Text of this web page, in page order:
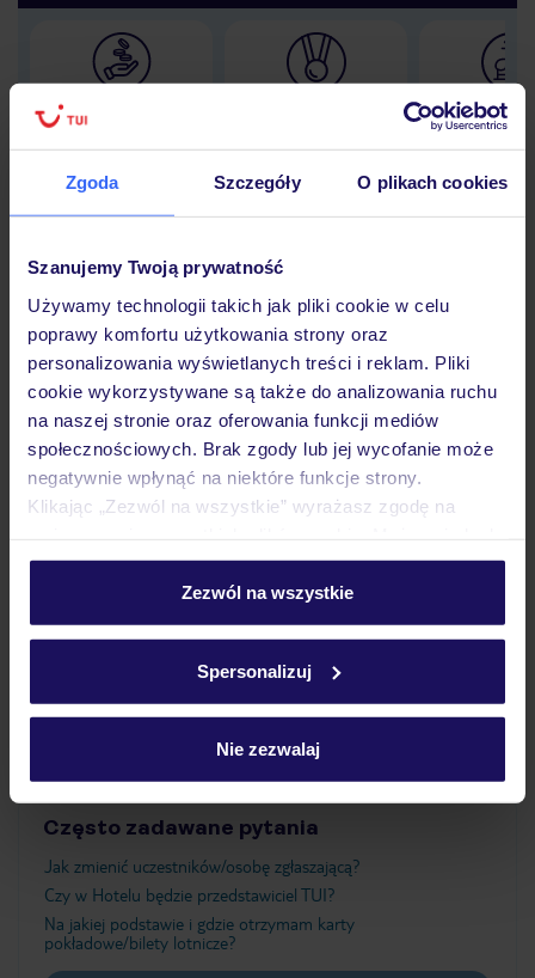
Zgoda Szczegóły O plikach cookies
Szanujemy Twoją prywatność
Używamy technologii takich jak pliki cookie w celu
poprawy komfortu użytkowania strony oraz
personalizowania wyświetlanych treści i reklam. Pliki
cookie wykorzystywane są także do analizowania ruchu
na naszej stronie oraz oferowania funkcji mediów
społecznościowych. Brak zgody lub jej wycofanie może
negatywnie wpłynąć na niektóre funkcje strony.
Klikając „Zezwól na wszystkie” wyrażasz zgodę na
personalizować swój wybór wchodząc w zakładkę
Szczegółowe informacje o plikach cookie znajdziesz
Zezwól na wszystkie
Spersonalizuj
Nie zezwalaj
Lider niskich cen 30 lat w
Hotel
Opinie
Pokoje
Atrakcje
Ważne informacje
Często zadawane pytania
Jak zmienić uczestników/osobę zgłaszającą?
Czy w Hotelu będzie przedstawiciel TUI?
Na jakiej podstawie i gdzie otrzymam karty
pokładowe/bilety lotnicze?